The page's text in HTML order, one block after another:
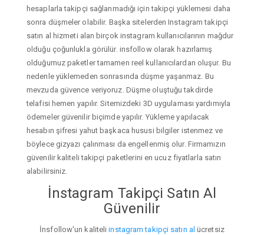
hesaplarla takipçi sağlanmadığı için takipçi yüklemesi daha
sonra düşmeler olabilir. Başka sitelerden Instagram takipçi
satın al hizmeti alan birçok instagram kullanıcılarının mağdur
olduğu çoğunlukla görülür. insfollow olarak hazırlamış
olduğumuz paketler tamamen reel kullanıcılardan oluşur. Bu
nedenle yüklemeden sonrasında düşme yaşanmaz. Bu
mevzuda güvence veriyoruz. Düşme oluştuğu takdirde
telafisi hemen yapılır. Sitemizdeki 3D uygulaması yardımıyla
ödemeler güvenilir biçimde yapılır. Yükleme yapılacak
hesabın şifresi yahut başkaca hususi bilgiler istenmez ve
böylece gizyazı çalınması da engellenmiş olur. Firmamızın
güvenilir kaliteli takipçi paketlerini en ucuz fiyatlarla satın
alabilirsiniz.
İnstagram Takipçi Satın Al
Güvenilir
İnsfollow'un kaliteliinstagram takipçi satın al ücretsiz